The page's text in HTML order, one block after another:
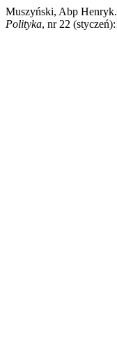
Muszyński, Abp
Polityka, nr 22